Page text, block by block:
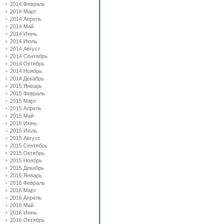
2014 Февраль
2014 Март
2014 Апрель
2014 Май
2014 Июнь
2014 Июль
2014 Август
2014 Сентябрь
2014 Октябрь
2014 Ноябрь
2014 Декабрь
2015 Январь
2015 Февраль
2015 Март
2015 Апрель
2015 Май
2015 Июнь
2015 Июль
2015 Август
2015 Сентябрь
2015 Октябрь
2015 Ноябрь
2015 Декабрь
2016 Январь
2016 Февраль
2016 Март
2016 Апрель
2016 Май
2016 Июнь
2016 Октябрь